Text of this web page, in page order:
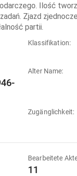
Ilość
Zjazd
partii.
Klassifikation:
Alter Name:
Zugänglichkeit:
Bearbeitete
11